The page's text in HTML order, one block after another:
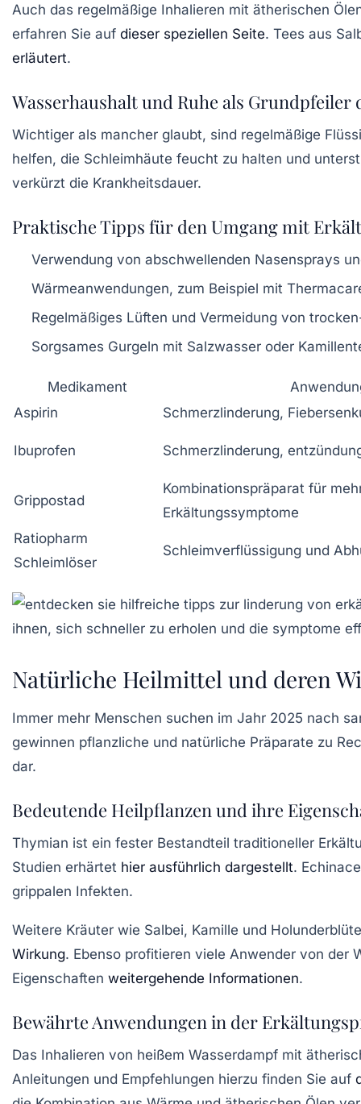
Auch das regelmäßige Inhalieren mit ätherischen
erfahren Sie auf dieser speziellen Seite. Tees aus
erläutert.
Wasserhaushalt und Ruhe als Grundpfeiler
Wichtiger als mancher glaubt, sind regelmäßige
helfen, die Schleimhäute feucht zu halten und
verkürzt die Krankheitsdauer.
Praktische Tipps für den Umgang mit
Verwendung von abschwellenden Nasensprays
Wärmeanwendungen, zum Beispiel mit
Regelmäßiges Lüften und Vermeidung von
Sorgsames Gurgeln mit Salzwasser oder
Medikament
Aspirin
Schmerzlinderung,
Ibuprofen Schmerzlinderung,
Grippostad
Kombinationspräparat für
Erkältungssymptome
Ratiopharm
Schleimlöser
Schleimverflüssigung und
Natürliche Heilmittel und deren
Immer mehr Menschen suchen im Jahr 2025 nach
gewinnen pflanzliche und natürliche Präparate zu
dar.
Bedeutende Heilpflanzen und ihre
Thymian ist ein fester Bestandteil traditioneller
Studien erhärtet hier ausführlich dargestellt.
grippalen Infekten.
Weitere Kräuter wie Salbei, Kamille und
Wirkung. Ebenso profitieren viele Anwender von der
Eigenschaften weitergehende Informationen.
Bewährte Anwendungen in der
Das Inhalieren von heißem Wasserdampf mit
Anleitungen und Empfehlungen hierzu finden Sie auf